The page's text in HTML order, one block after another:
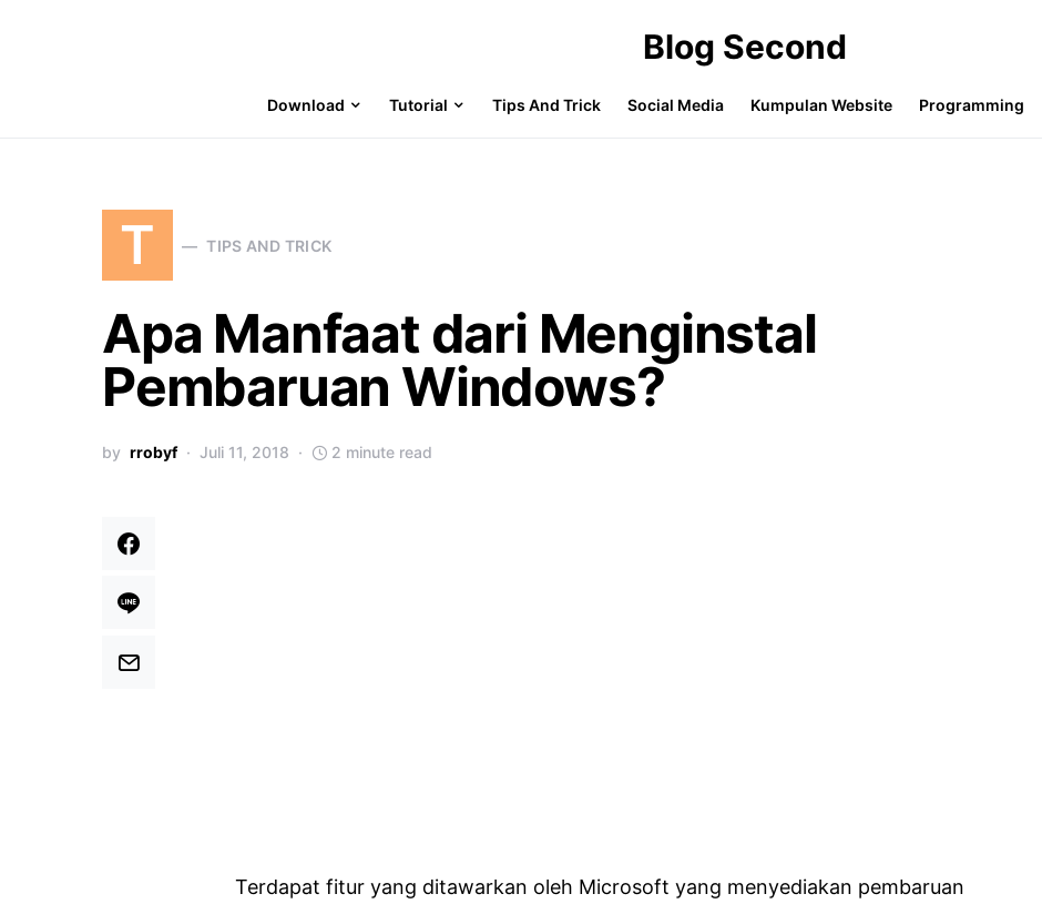
Blog Second
Download Tutorial Tips And Trick Social Media Kumpulan Website Programming
T TIPS AND TRICK
Apa Manfaat dari Menginstal
Pembaruan Windows?
by rrobyf Juli 11, 2018 2 minute read
Terdapat fitur yang ditawarkan oleh Microsoft yang menyediakan pembaruan